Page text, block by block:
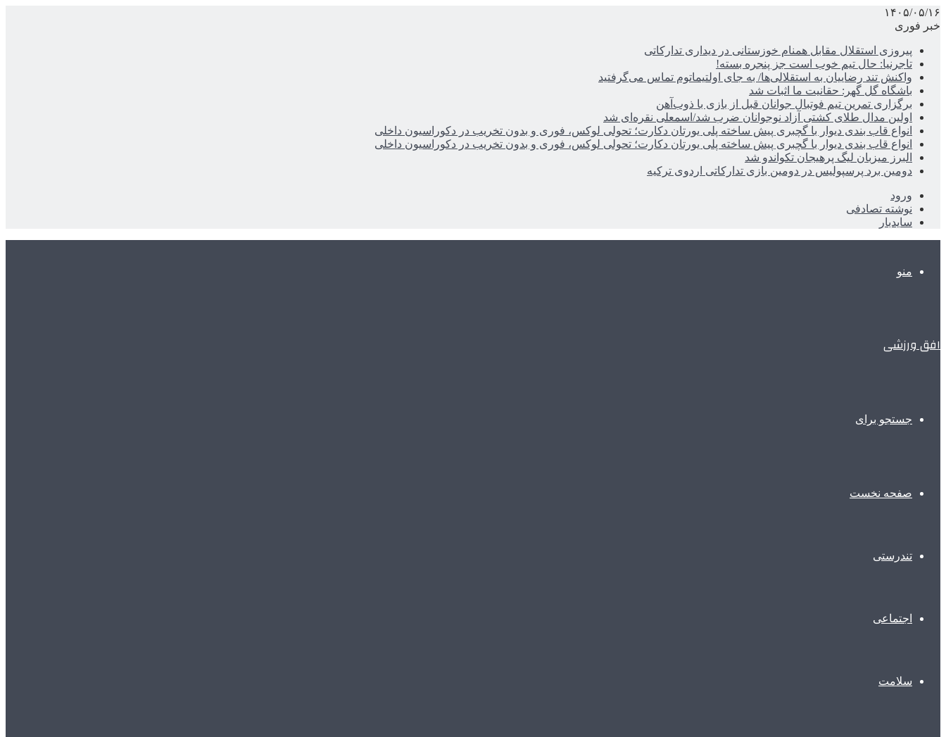
۱۴۰۵/۰۵/۱۶
خبر فوری
پیروزی استقلال مقابل همنام خوزستانی در دیداری تدارکاتی
تاجرنیا: حال تیم خوب است جز پنجره بسته!
واکنش تند رضاییان به استقلالی‌ها/ به جای اولتیماتوم تماس می‌گرفتید
باشگاه گل گهر: حقانیت ما اثبات شد
برگزاری تمرین تیم فوتبال جوانان قبل از بازی با ذوب‌آهن
اولین مدال طلای کشتی آزاد نوجوانان ضرب شد/اسمعلی نقره‌ای شد
انواع قاب بندی دیوار با گچبری پیش ساخته پلی یورتان دکارت؛ تحولی لوکس، فوری و بدون تخریب در دکوراسیون داخلی
انواع قاب بندی دیوار با گچبری پیش ساخته پلی یورتان دکارت؛ تحولی لوکس، فوری و بدون تخریب در دکوراسیون داخلی
البرز میزبان لیگ پرهیجان تکواندو شد
دومین برد پرسپولیس در دومین بازی تدارکاتی اردوی ترکیه
ورود
نوشته تصادفی
سایدبار
منو
افق ورزشی
جستجو برای
صفحه نخست
تندرستی
اجتماعی
سلامت